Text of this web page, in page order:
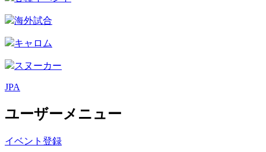
海外試合
キャロム
スヌーカー
JPA
ユーザーメニュー
イベント登録